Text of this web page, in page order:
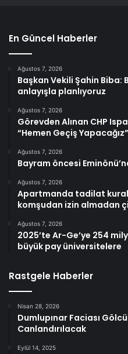
En Güncel Haberler
Ağustos 7, 2026
Başkan Vekili Şahin Biba:
anlayışla planlıyoruz
Ağustos 7, 2026
Görevden Alınan CHP
“Hemen Geçiş Yapacağız”
Ağustos 7, 2026
Bayram öncesi
Ağustos 7, 2026
Apartmanda tadilat
komşudan izin almadan
Ağustos 7, 2026
2025’te Ar-Ge’ye 254
büyük pay üniversitelere
Rastgele Haberler
Nisan 28, 2026
Dumlupınar Faciası
Canlandırılacak
Eylül 14, 2025